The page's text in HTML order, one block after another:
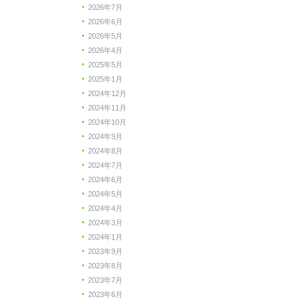
2026年7月
2026年6月
2026年5月
2026年4月
2025年5月
2025年1月
2024年12月
2024年11月
2024年10月
2024年9月
2024年8月
2024年7月
2024年6月
2024年5月
2024年4月
2024年3月
2024年1月
2023年9月
2023年8月
2023年7月
2023年6月